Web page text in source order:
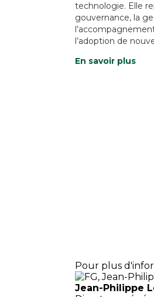
technologie. Elle
gouvernance, la
l’adoption de
En savoir plus
Pour plus
Jean-Philippe